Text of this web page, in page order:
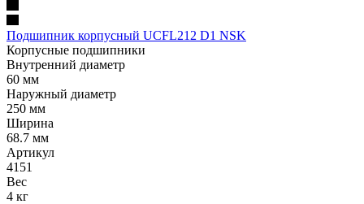
Подшипник корпусный UCFL212 D1 NSK
Корпусные подшипники
Внутренний диаметр
60 мм
Наружный диаметр
250 мм
Ширина
68.7 мм
Артикул
4151
Вес
4 кг